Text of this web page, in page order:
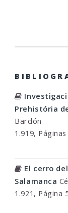
Prehistória
Bardón
1.919,
El cerro
Salamanca
1.921, Página